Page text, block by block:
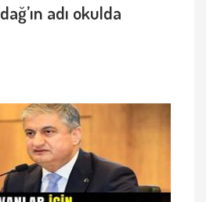
adı okulda